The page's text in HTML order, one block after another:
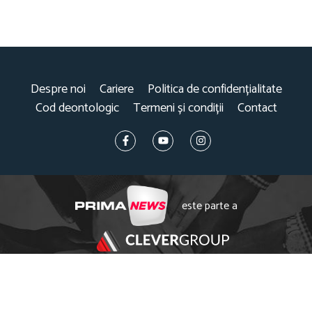
Despre noi Cariere
Politica de confidențialitate
Cod deontologic
Termeni și condiții Contact
este parte a